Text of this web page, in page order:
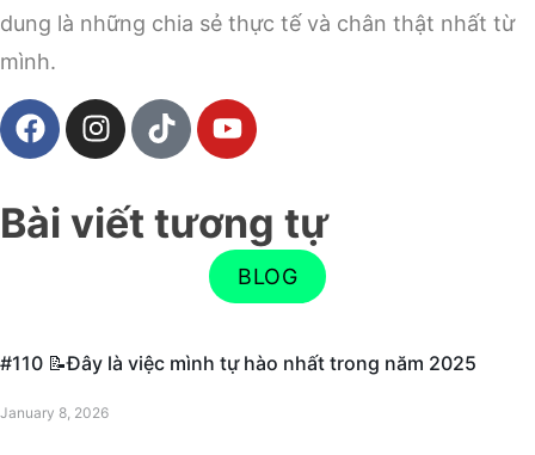
dung là những chia sẻ thực tế và chân thật nhất từ
mình.
Bài viết tương tự
BLOG
#110 📝Đây là việc mình tự hào nhất trong năm 2025
January 8, 2026